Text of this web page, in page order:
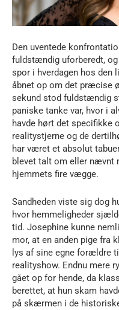
Den uventede
fuldstændig uforberedt,
spor i hverdagen hos den
åbnet op om det præcise
sekund stod fuldstændig
paniske tanke var, hvor i
havde hørt det specifikke
realitystjerne og de
har været et absolut
blevet talt om eller nævnt
hjemmets fire vægge.
Sandheden viste sig dog
hvor hemmeligheder
tid. Josephine kunne
mor, at en anden pige fra
lys af sine egne forældre
realityshow. Endnu mere
gået op for hende, da
berettet, at hun skam
på skærmen i de